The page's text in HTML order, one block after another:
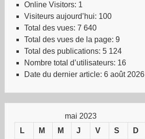
Online Visitors: 1
Visiteurs aujourd’hui: 100
Total des vues: 7 640
Total des vues de la page: 9
Total des publications: 5 124
Nombre total d’utilisateurs: 16
Date du dernier article: 6 août 2026
mai 2023
L
M M J V S D